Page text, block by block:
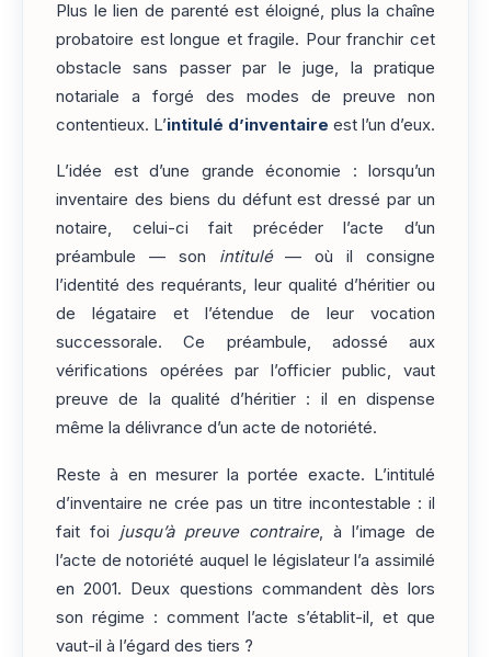
Plus le lien de parenté est éloigné, plus la chaîne
probatoire est longue et fragile. Pour franchir cet
obstacle sans passer par le juge, la pratique
notariale a forgé des modes de preuve non
contentieux. L’intitulé d’inventaire est l’un d’eux.
L’idée est d’une grande économie : lorsqu’un
inventaire des biens du défunt est dressé par un
notaire, celui-ci fait précéder l’acte d’un
préambule — son intitulé— où il consigne
l’identité des requérants, leur qualité d’héritier ou
de légataire et l’étendue de leur vocation
successorale. Ce préambule, adossé aux
vérifications opérées par l’officier public, vaut
preuve de la qualité d’héritier : il en dispense
même la délivrance d’un acte de notoriété.
Reste à en mesurer la portée exacte. L’intitulé
d’inventaire ne crée pas un titre incontestable : il
fait foi jusqu’à preuve contraire, à l’image de
l’acte de notoriété auquel le législateur l’a assimilé
en 2001. Deux questions commandent dès lors
son régime : comment l’acte s’établit-il, et que
vaut-il à l’égard des tiers ?